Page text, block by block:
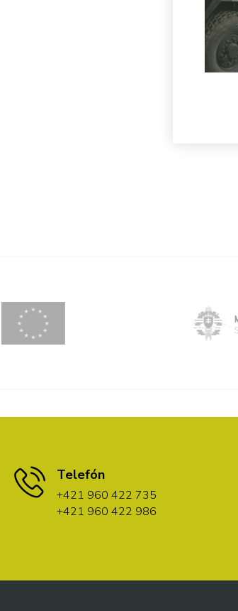
Telefón
+421 960 422 735
+421 960 422 986